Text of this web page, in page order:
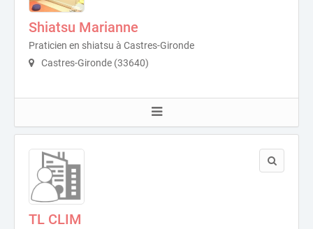
Shiatsu Marianne
Praticien en shiatsu à Castres-Gironde
Castres-Gironde (33640)
TL CLIM